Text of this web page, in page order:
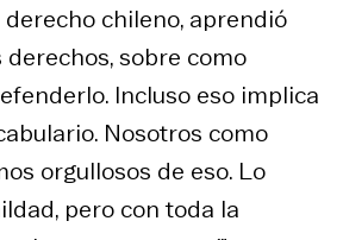
chileno, aprendió
sobre como
Incluso eso implica
Nosotros como
orgullosos de eso. Lo
pero con toda la